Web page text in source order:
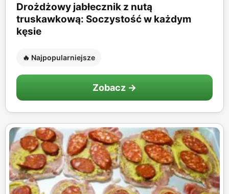
Drożdżowy jabłecznik z nutą
truskawkową: Soczystość w każdym
kęsie
🔥 Najpopularniejsze
Zobacz →